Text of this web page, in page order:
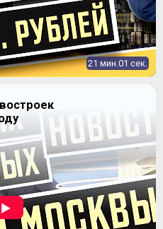
21 мин.01 сек.